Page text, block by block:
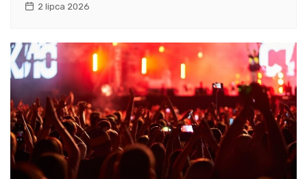
2 lipca 2026